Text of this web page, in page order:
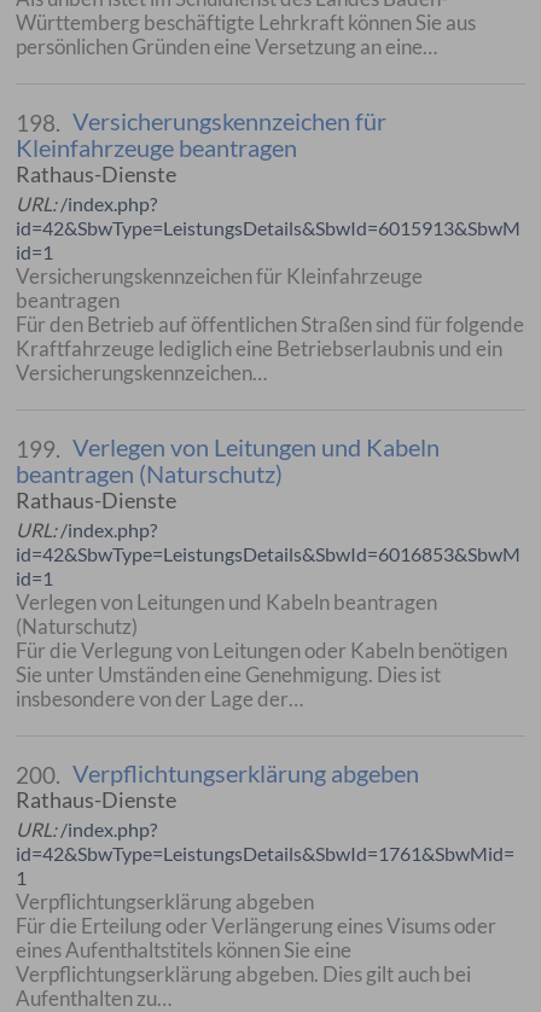
Württemberg beschäftigte Lehrkraft können Sie aus
persönlichen Gründen eine Versetzung an eine…
198. Versicherungskennzeichen für
Kleinfahrzeuge beantragen
Rathaus-Dienste
URL:/index.php?
id=42&SbwType=LeistungsDetails&SbwId=6015913&SbwM
id=1
Versicherungskennzeichen für Kleinfahrzeuge
beantragen
Für den Betrieb auf öffentlichen Straßen sind für folgende
Kraftfahrzeuge lediglich eine Betriebserlaubnis und ein
Versicherungskennzeichen…
199. Verlegen von Leitungen und Kabeln
beantragen (Naturschutz)
Rathaus-Dienste
URL:/index.php?
id=42&SbwType=LeistungsDetails&SbwId=6016853&SbwM
id=1
Verlegen von Leitungen und Kabeln beantragen
(Naturschutz)
Für die Verlegung von Leitungen oder Kabeln benötigen
Sie unter Umständen eine Genehmigung. Dies ist
insbesondere von der Lage der…
200. Verpflichtungserklärung abgeben
Rathaus-Dienste
URL:/index.php?
id=42&SbwType=LeistungsDetails&SbwId=1761&SbwMid=
1
Verpflichtungserklärung abgeben
Für die Erteilung oder Verlängerung eines Visums oder
eines Aufenthaltstitels können Sie eine
Verpflichtungserklärung abgeben. Dies gilt auch bei
Aufenthalten zu…